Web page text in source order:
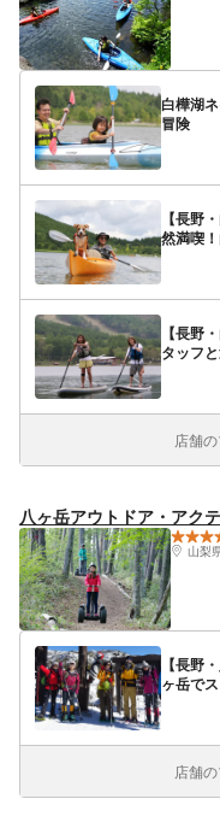
白樺湖
冒険
【長野
然満喫
【長野
タッフ
店舗
八ヶ岳アウトドア・アク
山梨
【長野
ヶ岳で
店舗